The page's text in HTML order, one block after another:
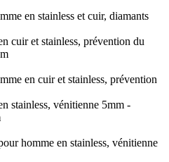
en stainless et cuir, diamants
en cuir et stainless, prévention
homme en stainless, vénitienne